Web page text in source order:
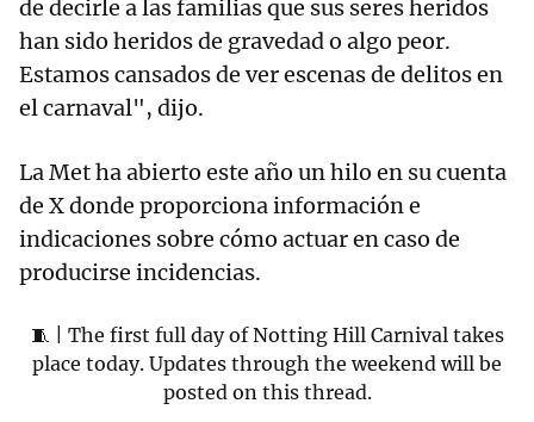
de decirle a las familias que sus seres heridos
han sido heridos de gravedad o algo peor.
Estamos cansados de ver escenas de delitos en
el carnaval", dijo.
La Met ha abierto este año un hilo en su cuenta
de X donde proporciona información e
indicaciones sobre cómo actuar en caso de
producirse incidencias.
🧵 | The first full day of Notting Hill Carnival takes
place today. Updates through the weekend will be
posted on this thread.